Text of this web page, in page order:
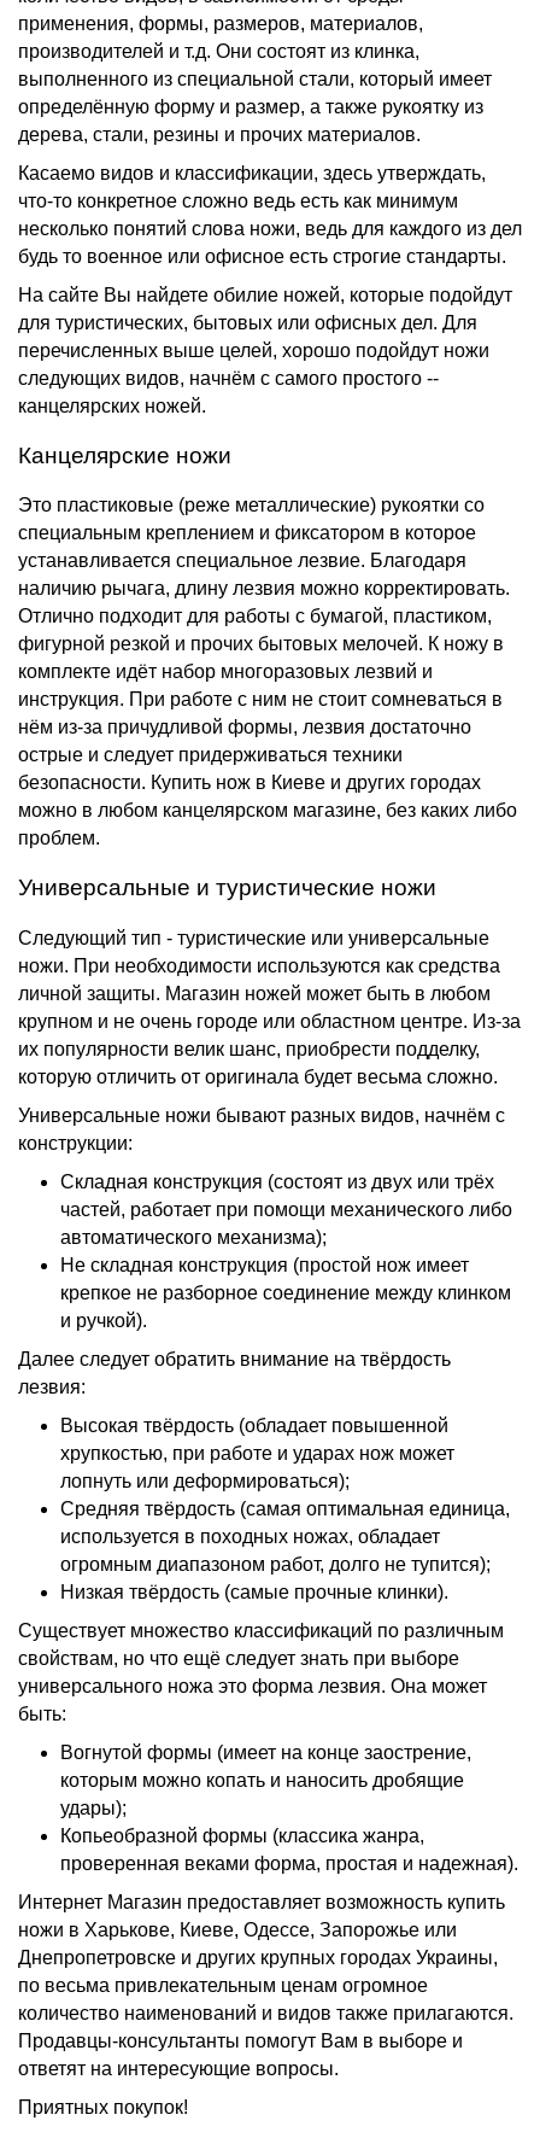
применения, формы, размеров, материалов,
производителей и т.д. Они состоят из клинка,
выполненного из специальной стали, который имеет
определённую форму и размер, а также рукоятку из
дерева, стали, резины и прочих материалов.
Касаемо видов и классификации, здесь утверждать,
что­-то конкретное сложно ведь есть как минимум
несколько понятий слова ножи, ведь для каждого из дел
будь то военное или офисное есть строгие стандарты.
На сайте Вы найдете обилие ножей, которые подойдут
для туристических, бытовых или офисных дел. Для
перечисленных выше целей, хорошо подойдут ножи
следующих видов, начнём с самого простого -­
канцелярских ножей.
Канцелярские ножи
Это пластиковые (реже металлические) рукоятки со
специальным креплением и фиксатором в которое
устанавливается специальное лезвие. Благодаря
наличию рычага, длину лезвия можно корректировать.
Отлично подходит для работы с бумагой, пластиком,
фигурной резкой и прочих бытовых мелочей. К ножу в
комплекте идёт набор многоразовых лезвий и
инструкция. При работе с ним не стоит сомневаться в
нём из-за причудливой формы, лезвия достаточно
острые и следует придерживаться техники
безопасности. Купить нож в Киеве и других городах
можно в любом канцелярском магазине, без каких либо
проблем.
Универсальные и туристические ножи
Следующий тип - туристические или универсальные
ножи. При необходимости используются как средства
личной защиты. Магазин ножей может быть в любом
крупном и не очень городе или областном центре. Из-за
их популярности велик шанс, приобрести подделку,
которую отличить от оригинала будет весьма сложно.
Универсальные ножи бывают разных видов, начнём с
конструкции:
Складная конструкция (состоят из двух или трёх
частей, работает при помощи механического либо
автоматического механизма);
Не складная конструкция (простой нож имеет
крепкое не разборное соединение между клинком
и ручкой).
Далее следует обратить внимание на твёрдость
лезвия:
Высокая твёрдость (обладает повышенной
хрупкостью, при работе и ударах нож может
лопнуть или деформироваться);
Средняя твёрдость (самая оптимальная единица,
используется в походных ножах, обладает
огромным диапазоном работ, долго не тупится);
Низкая твёрдость (самые прочные клинки).
Существует множество классификаций по различным
свойствам, но что ещё следует знать при выборе
универсального ножа это форма лезвия. Она может
быть:
Вогнутой формы (имеет на конце заострение,
которым можно копать и наносить дробящие
удары);
Копьеобразной формы (классика жанра,
проверенная веками форма, простая и надежная).
Интернет Магазин предоставляет возможность купить
ножи в Харькове, Киеве, Одессе, Запорожье или
Днепропетровске и других крупных городах Украины,
по весьма привлекательным ценам огромное
количество наименований и видов также прилагаются.
Продавцы­-консультанты помогут Вам в выборе и
ответят на интересующие вопросы.
Приятных покупок!